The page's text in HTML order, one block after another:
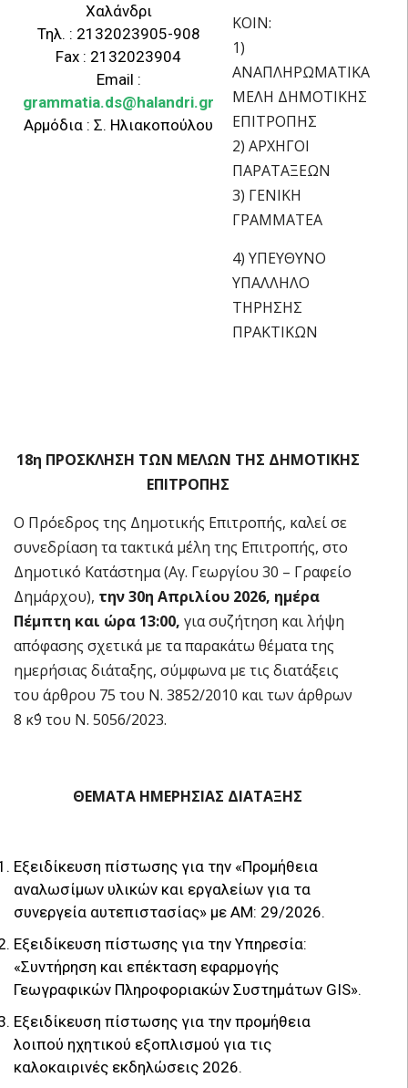
Χαλάνδρι
Τηλ. : 2132023905-908
Fax : 2132023904
Email :
grammatia.ds@halandri.gr
Αρμόδια : Σ. Ηλιακοπούλου
ΚΟΙΝ:
1)
ΑΝΑΠΛΗΡΩΜΑΤΙΚΑ
ΜΕΛΗ ΔΗΜΟΤΙΚΗΣ
ΕΠΙΤΡΟΠΗΣ
2) ΑΡΧΗΓΟΙ
ΠΑΡΑΤΑΞΕΩΝ
3) ΓΕΝΙΚΗ
ΓΡΑΜΜΑΤΕΑ
4) ΥΠΕΥΘΥΝΟ
ΥΠΑΛΛΗΛΟ
ΤΗΡΗΣΗΣ
ΠΡΑΚΤΙΚΩΝ
18η ΠΡΟΣΚΛΗΣΗ ΤΩΝ ΜΕΛΩΝ ΤΗΣ ΔΗΜΟΤΙΚΗΣ
ΕΠΙΤΡΟΠΗΣ
Ο Πρόεδρος της Δημοτικής Επιτροπής, καλεί σε
συνεδρίαση τα τακτικά μέλη της Επιτροπής, στο
Δημοτικό Κατάστημα (Αγ. Γεωργίου 30 – Γραφείο
Δημάρχου), την 30η Απριλίου 2026, ημέρα
Πέμπτη και ώρα 13:00, για συζήτηση και λήψη
απόφασης σχετικά με τα παρακάτω θέματα της
ημερήσιας διάταξης, σύμφωνα με τις διατάξεις
του άρθρου 75 του Ν. 3852/2010 και των άρθρων
8 κ΄9 του Ν. 5056/2023.
ΘΕΜΑΤΑ ΗΜΕΡΗΣΙΑΣ ΔΙΑΤΑΞΗΣ
Εξειδίκευση πίστωσης για την «Προμήθεια
αναλωσίμων υλικών και εργαλείων για τα
συνεργεία αυτεπιστασίας» με ΑΜ: 29/2026.
Εξειδίκευση πίστωσης για την Υπηρεσία:
«Συντήρηση και επέκταση εφαρμογής
Γεωγραφικών Πληροφοριακών Συστημάτων GIS».
Εξειδίκευση πίστωσης για την προμήθεια
λοιπού ηχητικού εξοπλισμού για τις
καλοκαιρινές εκδηλώσεις 2026.